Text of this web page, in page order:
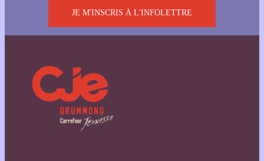
JE M'INSCRIS À L'INFOLETTRE